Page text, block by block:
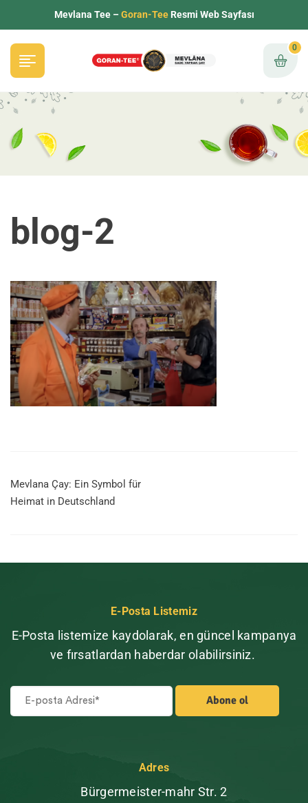
Mevlana Tee –Goran-TeeResmi Web Sayfası
0
blog-2
Mevlana Çay: Ein Symbol für
Heimat in Deutschland
E-Posta Listemiz
E-Posta listemize kaydolarak, en güncel kampanya
ve fırsatlardan haberdar olabilirsiniz.
Adres
Bürgermeister-mahr Str. 2